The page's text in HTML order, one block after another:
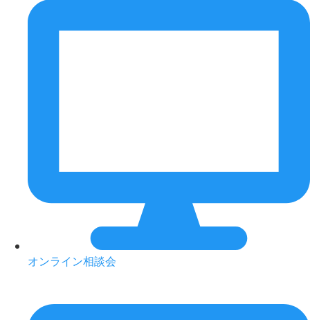
オンライン相談会